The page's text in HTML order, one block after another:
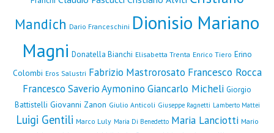
Mandich Dario Franceschini Dionisio Mariano
Magni Donatella Bianchi Elisabetta Trenta Enrico Tiero Erino
Colombi Eros Salustri Fabrizio Mastrorosato Francesco Rocca
Francesco Saverio Aymonino Giancarlo Micheli Giorgio
Battistelli Giovanni Zanon Giulio Anticoli Giuseppe Ragnetti Lamberto Mattei
Luigi Gentili Marco Luly Maria Di Benedetto Maria Lanciotti Mario